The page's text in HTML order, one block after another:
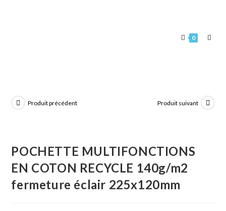
0
Produit précédent Produit suivant
POCHETTE MULTIFONCTIONS
EN COTON RECYCLE 140g/m2
fermeture éclair 225x120mm